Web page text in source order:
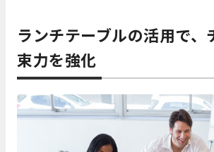
ランチテーブルの活用で、
束力を強化